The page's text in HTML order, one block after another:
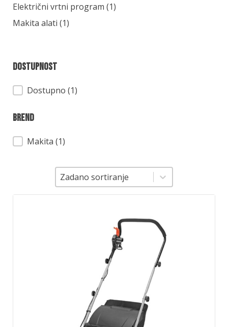
Kategorija
Električni vrtni program (1)
Makita alati (1)
Dostupnost
Dostupnost
Dostupno (1)
Brend
Brend
Makita (1)
Sortiranje
Zadano sortiranje
Sortiranje